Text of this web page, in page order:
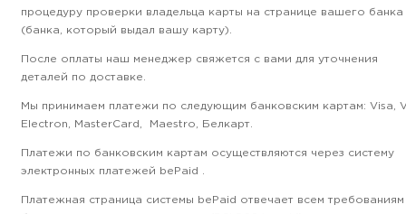
процедуру проверки владельца карты на странице вашего банка
(банка, который выдал вашу карту).
После оплаты наш менеджер свяжется с вами для уточнения
деталей по доставке.
Мы принимаем платежи по следующим банковским картам: Visa,
Electron, MasterCard, Maestro, Белкарт.
Платежи по банковским картам осуществляются через систему
электронных платежей bePaid .
Платежная страница системы bePaid отвечает всем требованиям